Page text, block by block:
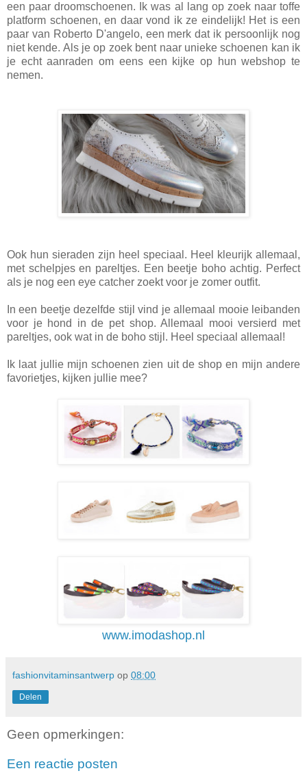
een paar droomschoenen. Ik was al lang op zoek naar toffe
platform schoenen, en daar vond ik ze eindelijk! Het is een
paar van Roberto D'angelo, een merk dat ik persoonlijk nog
niet kende. Als je op zoek bent naar unieke schoenen kan ik
je echt aanraden om eens een kijke op hun webshop te
nemen.
Ook hun sieraden zijn heel speciaal. Heel kleurijk allemaal,
met schelpjes en pareltjes. Een beetje boho achtig. Perfect
als je nog een eye catcher zoekt voor je zomer outfit.
In een beetje dezelfde stijl vind je allemaal mooie leibanden
voor je hond in de pet shop. Allemaal mooi versierd met
pareltjes, ook wat in de boho stijl. Heel speciaal allemaal!
Ik laat jullie mijn schoenen zien uit de shop en mijn andere
favorietjes, kijken jullie mee?
www.imodashop.nl
fashionvitaminsantwerp op 08:00
Delen
Geen opmerkingen:
Een reactie posten